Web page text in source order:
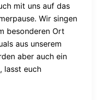
mit uns auf das
Wir singen
besonderen Ort
aus unserem
aber auch ein
lasst euch